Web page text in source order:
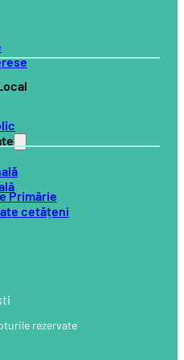
rezervate
Primărie
cetățeni